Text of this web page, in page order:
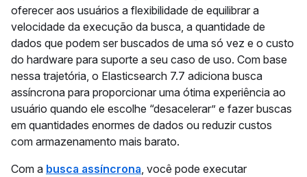
oferecer aos usuários a flexibilidade de equilibrar a
velocidade da execução da busca, a quantidade de
dados que podem ser buscados de uma só vez e o custo
do hardware para suporte a seu caso de uso. Com base
nessa trajetória, o Elasticsearch 7.7 adiciona busca
assíncrona para proporcionar uma ótima experiência ao
usuário quando ele escolhe “desacelerar” e fazer buscas
em quantidades enormes de dados ou reduzir custos
com armazenamento mais barato.
Com a busca assíncrona, você pode executar